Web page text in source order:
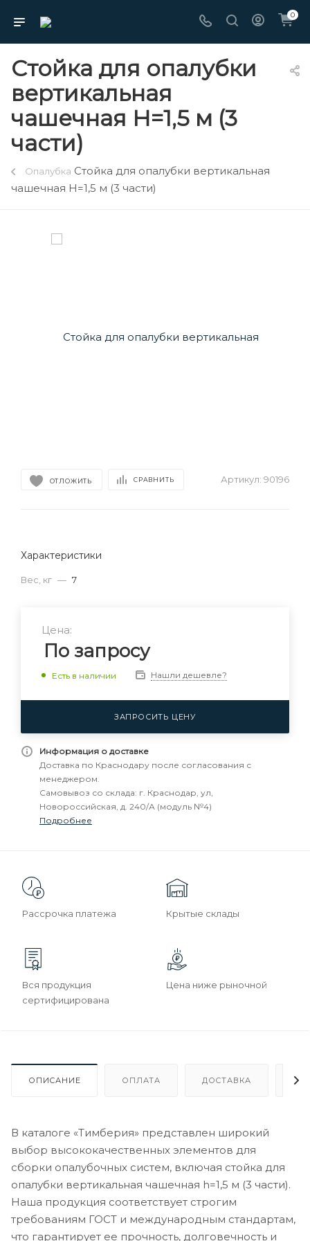
0
Стойка для опалубки
вертикальная
чашечная H=1,5 м (3
части)
Опалубка Стойка для опалубки вертикальная
чашечная H=1,5 м (3 части)
ОТЛОЖИТЬ СРАВНИТЬ Артикул: 90196
Характеристики
Вес, кг — 7
Цена:
По запросу
Есть в наличии Нашли дешевле?
ЗАПРОСИТЬ ЦЕНУ
Информация о доставке
Доставка по Краснодару после согласования с
менеджером.
Самовывоз со склада: г. Краснодар, ул,
Новороссийская, д. 240/А (модуль №4)
Подробнее
Рассрочка платежа Крытые склады
Вся продукция
сертифицирована
Цена ниже рыночной
ОПИСАНИЕ ОПЛАТА ДОСТАВКА
В каталоге «Тимберия» представлен широкий
выбор высококачественных элементов для
сборки опалубочных систем, включая стойка для
опалубки вертикальная чашечная h=1,5 м (3 части).
Наша продукция соответствует строгим
требованиям ГОСТ и международным стандартам,
что гарантирует ее прочность, долговечность и